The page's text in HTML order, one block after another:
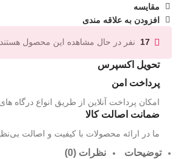
مقایسه
افزودن به علاقه مندی
17 نفر در حال مشاهده این محصول
تحویل اکسپرس
پرداخت امن
امکان پرداخت آنلاین از طریق انواع درگاه
ضمانت اصالت کالا
ما در ارائه محصولات با کیفیت و اصالت
توضیحات نظرات (0)